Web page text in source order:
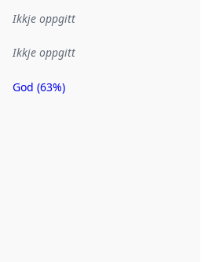
Ikkje oppgitt
Ikkje oppgitt
Metadatakvalitet
God (63%)